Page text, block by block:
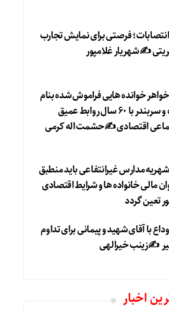
انتصابات؛ فرصتی برای نمایش تجارب
✍ شهریار غلامپور
خواهر خوانده هایی فراموش شده بنام
بدره و سربندر با ۶۰ سال روابط عمیق
اقتصادی ✍حشمت اله کرمی
شهریه مدارس غیرانتفاعی باید منطبق
مالی خانواده ها و شرایط اقتصادی
تعین گردد
وداع با آقای شهید و پیمانی برای تداوم
✍زینب خیرالهی
اخبار